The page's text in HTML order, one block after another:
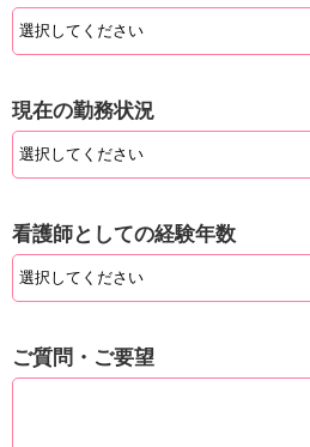
現在の勤務状況
看護師としての経験年数
ご質問・ご要望